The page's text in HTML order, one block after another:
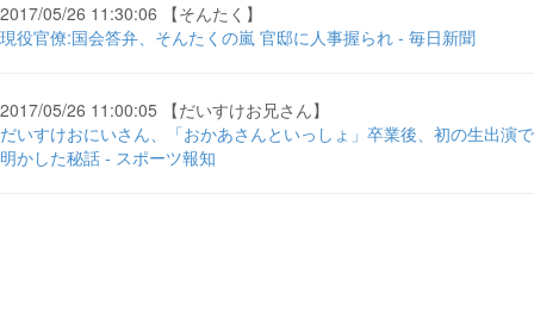
2017/05/26 11:30:06 【そんたく】
現役官僚:国会答弁、そんたくの嵐 官邸に人事握られ - 毎日新聞
2017/05/26 11:00:05 【だいすけお兄さん】
だいすけおにいさん、「おかあさんといっしょ」卒業後、初の生出演で
明かした秘話 - スポーツ報知